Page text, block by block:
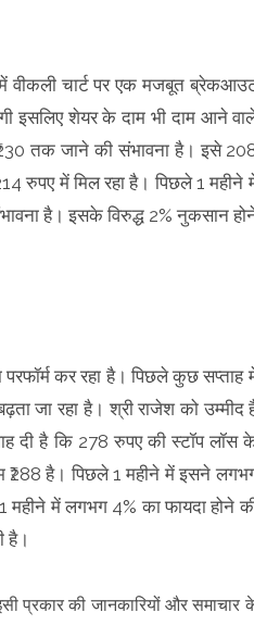
वीकली चार्ट पर एक मजबूत
इसलिए शेयर के दाम भी दाम आने
तक जाने की संभावना है। इसे
रुपए में मिल रहा है। पिछले 1 महीने
है। इसके विरुद्ध 2% नुकसान
कर रहा है। पिछले कुछ सप्ताह
जा रहा है। श्री राजेश को उम्मीद
दी है कि 278 रुपए की स्टॉप लॉस
₹288 है। पिछले 1 महीने में इसने
महीने में लगभग 4% का फायदा होने
है।
प्रकार की जानकारियों और समाचार